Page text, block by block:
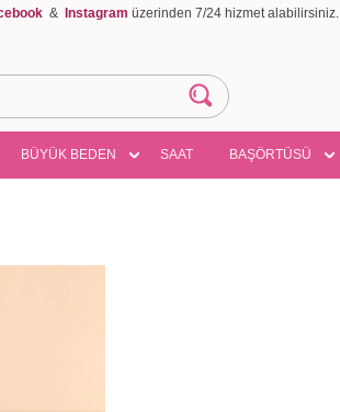
& Instagram üzerinden 7/24 hizmet alabilirsiniz.
BÜYÜK BEDEN SAAT BAŞÖRTÜSÜ